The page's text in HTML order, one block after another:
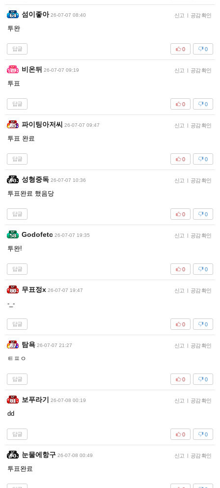
섬이좋아 26-07-07 08:40 신고 | 공감 확인
투완
답글 0
0
비온뒤 26-07-07 09:19 신고 | 공감 확인
투표
답글 0
0
파이팅아저씨 26-07-07 09:47 신고 | 공감 확인
투표 완료
답글 0
0
성형중독 26-07-07 10:36 신고 | 공감 확인
투표완료 했음당
답글 0
0
Godofetc 26-07-07 19:35 신고 | 공감 확인
투완!
답글 0
0
무표정x 26-07-07 19:47 신고 | 공감 확인
-_-
답글 0
0
탐욕 26-07-07 21:27 신고 | 공감 확인
ㅌㅍㅇ
답글 0
0
보푸라기 26-07-08 00:19 신고 | 공감 확인
dd
답글 0
0
눈물에항구 26-07-08 00:49 신고 | 공감 확인
투표완료